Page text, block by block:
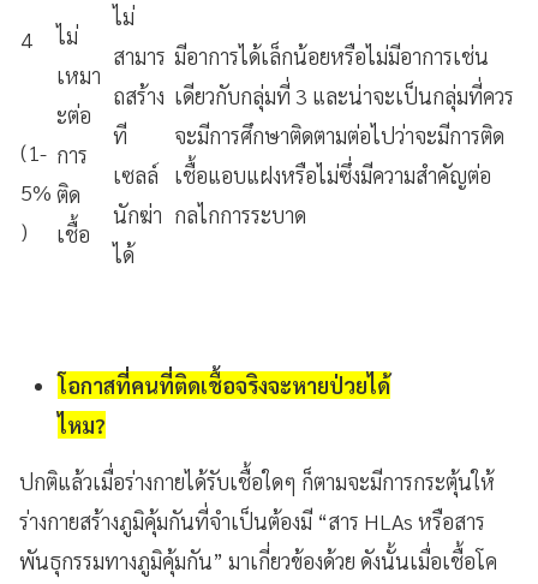
4
(1-
5%
)
ไม่
เหมา
ะต่อ
การ
ติด
เชื้อ
ไม่
สามาร
ถสร้าง
ที
เซลล์
นักฆ่า
ได้
มีอาการได้เล็กน้อยหรือไม่มีอาการเช่น
เดียวกับกลุ่มที่ 3 และน่าจะเป็นกลุ่มที่ควร
จะมีการศึกษาติดตามต่อไปว่าจะมีการติด
เชื้อแอบแฝงหรือไม่ซึ่งมีความสำคัญต่อ
กลไกการระบาด
โอกาสที่คนที่ติดเชื้อจริงจะหายป่วยได้
ไหม?
ปกติแล้วเมื่อร่างกายได้รับเชื้อใดๆ ก็ตามจะมีการกระตุ้นให้
ร่างกายสร้างภูมิคุ้มกันที่จำเป็นต้องมี “สาร HLAs หรือสาร
พันธุกรรมทางภูมิคุ้มกัน” มาเกี่ยวข้องด้วย ดังนั้นเมื่อเชื้อโค